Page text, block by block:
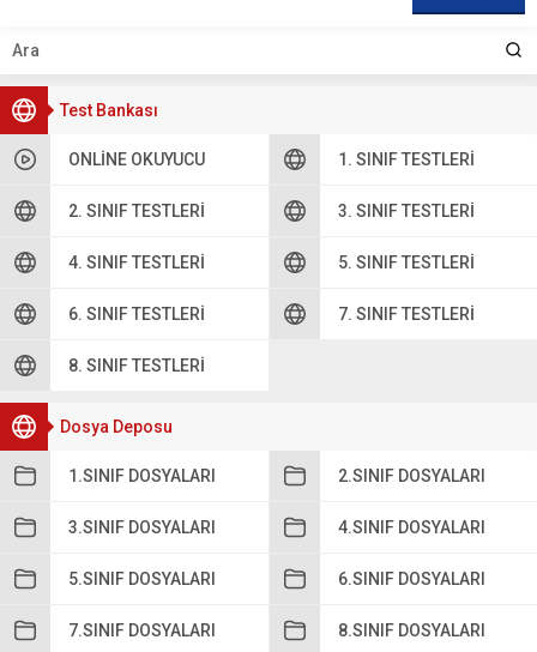
Test Bankası
ONLINE OKUYUCU 1. SINIF TESTLERI
2. SINIF TESTLERI 3. SINIF TESTLERI
4. SINIF TESTLERI 5. SINIF TESTLERI
6. SINIF TESTLERI 7. SINIF TESTLERI
8. SINIF TESTLERI
Dosya Deposu
1.SINIF DOSYALARI 2.SINIF DOSYALARI
3.SINIF DOSYALARI 4.SINIF DOSYALARI
5.SINIF DOSYALARI 6.SINIF DOSYALARI
7.SINIF DOSYALARI 8.SINIF DOSYALARI